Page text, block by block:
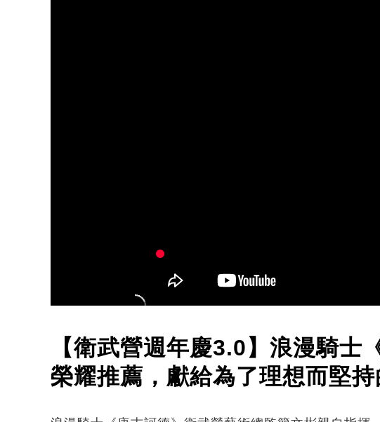
【衛武營週年慶3.0】浪漫騎士
榮耀推薦，獻給為了理想而堅